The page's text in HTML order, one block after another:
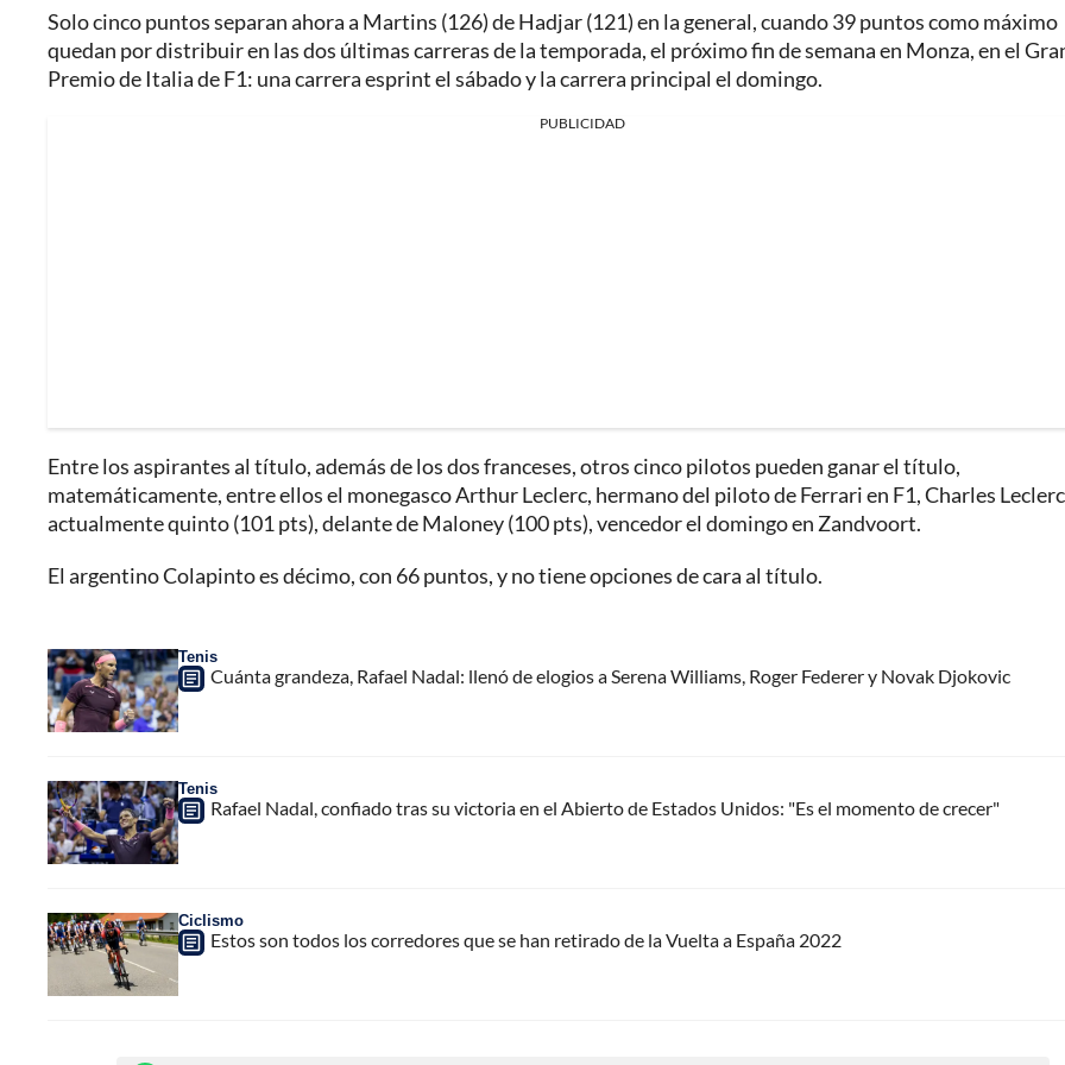
Solo cinco puntos separan ahora a Martins (126) de Hadjar (121) en la general, cuando 39 puntos como máximo
quedan por distribuir en las dos últimas carreras de la temporada, el próximo fin de semana en Monza, en el
Premio de Italia de F1: una carrera esprint el sábado y la carrera principal el domingo.
PUBLICIDAD
Entre los aspirantes al título, además de los dos franceses, otros cinco pilotos pueden ganar el título,
matemáticamente, entre ellos el monegasco Arthur Leclerc, hermano del piloto de Ferrari en F1, Charles
actualmente quinto (101 pts), delante de Maloney (100 pts), vencedor el domingo en Zandvoort.
El argentino Colapinto es décimo, con 66 puntos, y no tiene opciones de cara al título.
Tenis
Cuánta grandeza, Rafael Nadal: llenó de elogios a Serena Williams, Roger Federer y Novak Djokovic
Tenis
Rafael Nadal, confiado tras su victoria en el Abierto de Estados Unidos: "Es el momento de crecer"
Ciclismo
Estos son todos los corredores que se han retirado de la Vuelta a España 2022